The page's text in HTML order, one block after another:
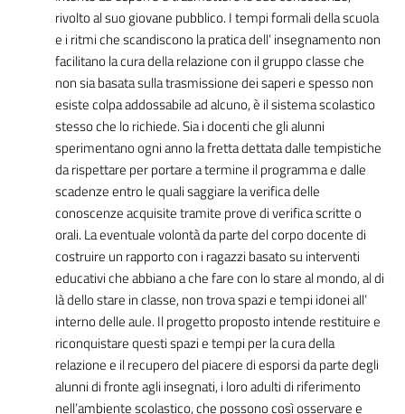
rivolto al suo giovane pubblico. I tempi formali della scuola
e i ritmi che scandiscono la pratica dell’ insegnamento non
facilitano la cura della relazione con il gruppo classe che
non sia basata sulla trasmissione dei saperi e spesso non
esiste colpa addossabile ad alcuno, è il sistema scolastico
stesso che lo richiede. Sia i docenti che gli alunni
sperimentano ogni anno la fretta dettata dalle tempistiche
da rispettare per portare a termine il programma e dalle
scadenze entro le quali saggiare la verifica delle
conoscenze acquisite tramite prove di verifica scritte o
orali. La eventuale volontà da parte del corpo docente di
costruire un rapporto con i ragazzi basato su interventi
educativi che abbiano a che fare con lo stare al mondo, al di
là dello stare in classe, non trova spazi e tempi idonei all’
interno delle aule. Il progetto proposto intende restituire e
riconquistare questi spazi e tempi per la cura della
relazione e il recupero del piacere di esporsi da parte degli
alunni di fronte agli insegnati, i loro adulti di riferimento
nell’ambiente scolastico, che possono così osservare e